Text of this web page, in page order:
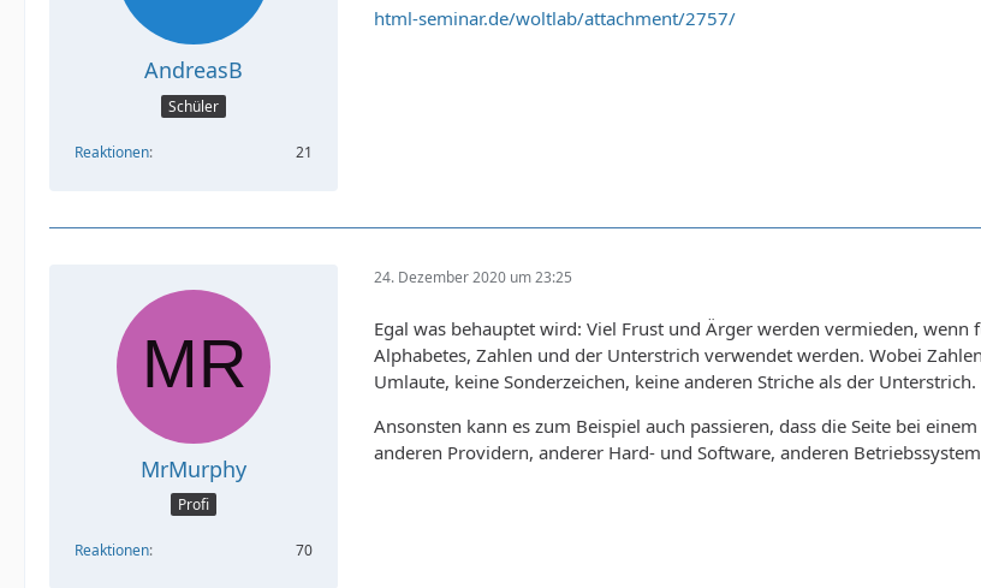
AndreasB
Schüler
Reaktionen 21
html-seminar.de/woltlab/attachment/2757/
MrMurphy
Profi
Reaktionen 70
24. Dezember 2020 um 23:25
Egal was behauptet wird: Viel Frust und Ärger werden vermieden,
Alphabetes, Zahlen und der Unterstrich verwendet werden. Wobei
Umlaute, keine Sonderzeichen, keine anderen Striche als der Unterstrich.
Ansonsten kann es zum Beispiel auch passieren, dass die Seite bei
anderen Providern, anderer Hard- und Software, anderen